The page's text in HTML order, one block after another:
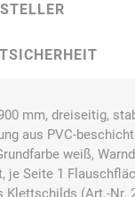
mm, dreiseitig,
aus PVC-
weiß,
je Seite 1
Klettschilds (Art.-Nr.